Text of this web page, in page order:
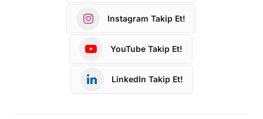
Instagram Takip Et!
YouTube Takip Et!
LinkedIn Takip Et!